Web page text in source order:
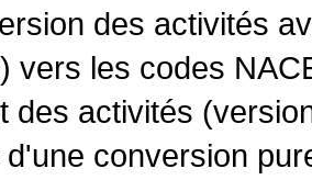
des activités
vers les codes
des activités
d'une conversion